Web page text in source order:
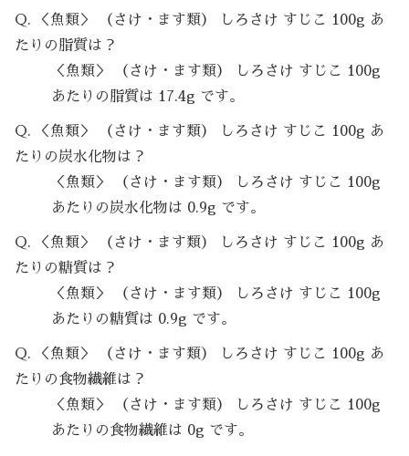
Q. ＜魚類＞ （さけ・ます類） しろさけ すじこ 100g あ
たりの脂質は？
＜魚類＞ （さけ・ます類） しろさけ すじこ 100g
あたりの脂質は 17.4g です。
Q. ＜魚類＞ （さけ・ます類） しろさけ すじこ 100g あ
たりの炭水化物は？
＜魚類＞ （さけ・ます類） しろさけ すじこ 100g
あたりの炭水化物は 0.9g です。
Q. ＜魚類＞ （さけ・ます類） しろさけ すじこ 100g あ
たりの糖質は？
＜魚類＞ （さけ・ます類） しろさけ すじこ 100g
あたりの糖質は 0.9g です。
Q. ＜魚類＞ （さけ・ます類） しろさけ すじこ 100g あ
たりの食物繊維は？
＜魚類＞ （さけ・ます類） しろさけ すじこ 100g
あたりの食物繊維は 0g です。